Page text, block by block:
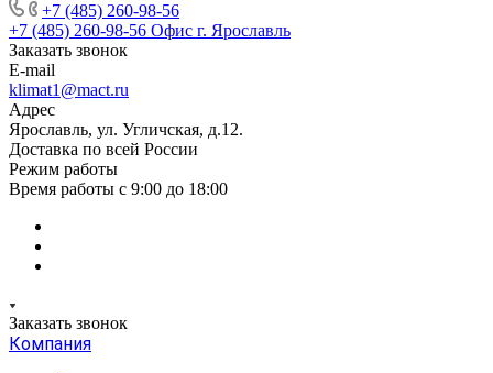
+7 (485) 260-98-56
+7 (485) 260-98-56 Офис г. Ярославль
Заказать звонок
E-mail
klimat1@mact.ru
Адрес
Ярославль, ул. Угличская, д.12.
Доставка по всей России
Режим работы
Время работы с 9:00 до 18:00
Заказать звонок
Компания